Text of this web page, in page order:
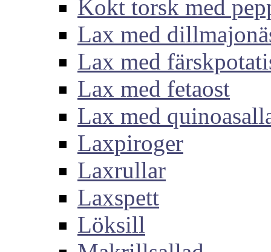
Kokt torsk med
Lax med
Lax med
Lax med fetaost
Lax med
Laxpiroger
Laxrullar
Laxspett
Löksill